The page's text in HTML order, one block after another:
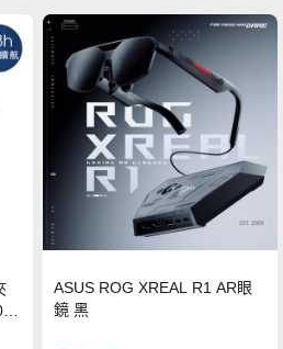
ASUS ROG XREAL R1 AR眼
鏡 黑